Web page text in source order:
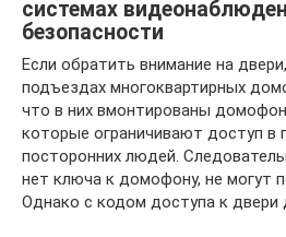
системах
безопасности
Если обратить внимание на
подъездах многоквартирных
что в них вмонтированы
которые ограничивают доступ в
посторонних людей.
нет ключа к домофону, не могут
Однако с кодом доступа к двери